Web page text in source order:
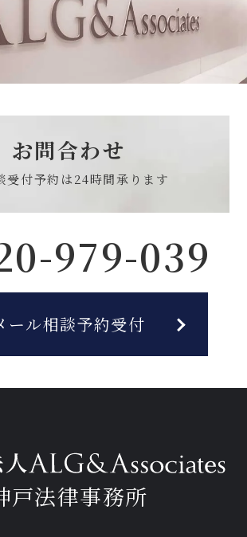
お問合わせ
受付予約は24時間承ります
979-039
ール相談予約受付
戸法律事務所